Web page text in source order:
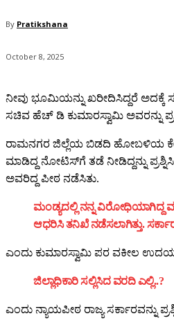
By Pratikshana
October 8, 2025
ನೀವು ಭೂಮಿಯನ್ನು ಖರೀದಿಸಿದ್ದರೆ ಅದಕ್ಕೆ
ಸಚಿವ ಹೆಚ್‌ ಡಿ ಕುಮಾರಸ್ವಾಮಿ ಅವರನ್ನು
ರಾಮನಗರ ಜಿಲ್ಲೆಯ ಬಿಡದಿ ಹೋಬಳಿಯ
ಮಾಡಿದ್ದ ನೋಟಿಸ್‌ಗೆ ತಡೆ ನೀಡಿದ್ದನ್ನು
ಅವರಿದ್ದ ಪೀಠ ನಡೆಸಿತು.
ಮಂಡ್ಯದಲ್ಲಿ ನನ್ನ ವಿರೋಧಿಯಾಗಿದ್ದ
ಆಧರಿಸಿ ತನಿಖೆ ನಡೆಸಲಾಗಿತ್ತು.
ಎಂದು ಕುಮಾರಸ್ವಾಮಿ ಪರ ವಕೀಲ
ಜಿಲ್ಲಾಧಿಕಾರಿ ಸಲ್ಲಿಸಿದ ವರದಿ ಎಲ್ಲಿ..?
ಎಂದು ನ್ಯಾಯಪೀಠ ರಾಜ್ಯ ಸರ್ಕಾರವನ್ನು